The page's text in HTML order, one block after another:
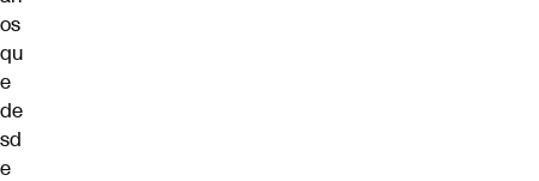
os
qu
e
de
sd
e